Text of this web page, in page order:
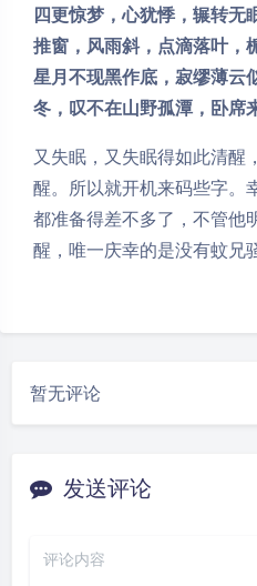
四更惊梦，心犹悸，辗转无
推窗，风雨斜，点滴落叶，
星月不现黑作底，寂缪薄云
冬，叹不在山野孤潭，卧席
又失眠，又失眠得如此清醒
醒。所以就开机来码些字。
都准备得差不多了，不管他
醒，唯一庆幸的是没有蚊兄
暂无评论
发送评论